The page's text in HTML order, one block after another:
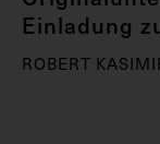
Einladung
ROBERT